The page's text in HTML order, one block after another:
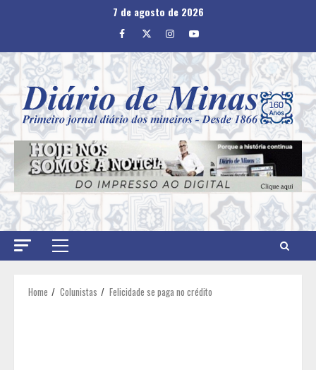
7 de agosto de 2026
Facebook
TwitterInstagram
Youtube
Primary
Home Colunistas Felicidade se paga no crédito